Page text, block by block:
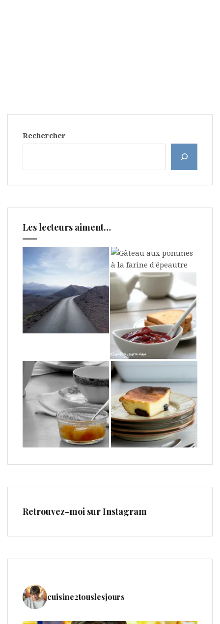
Rechercher
Les lecteurs aiment…
Retrouvez-moi sur Instagram
cuisine2touslesjours